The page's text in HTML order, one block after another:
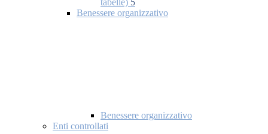
tabelle) 5
Benessere organizzativo
Benessere organizzativo
Enti controllati